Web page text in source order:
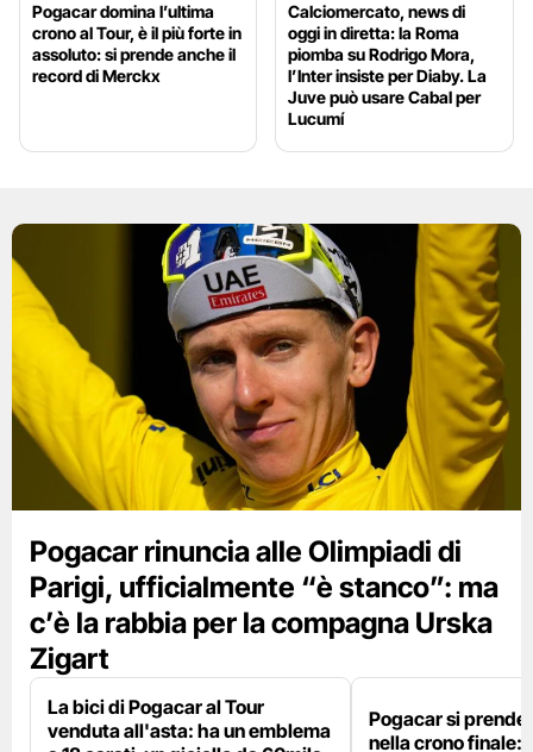
Pogacar domina l’ultima
crono al Tour, è il più forte in
assoluto: si prende anche il
record di Merckx
Calciomercato, news di
oggi in diretta: la Roma
piomba su Rodrigo Mora,
l’Inter insiste per Diaby. La
Juve può usare Cabal per
Lucumí
Pogacar rinuncia alle Olimpiadi di
Parigi, ufficialmente “è stanco”: ma
c’è la rabbia per la compagna Urska
Zigart
La bici di Pogacar al Tour
venduta all'asta: ha un emblema
Pogacar si
nella crono finale: